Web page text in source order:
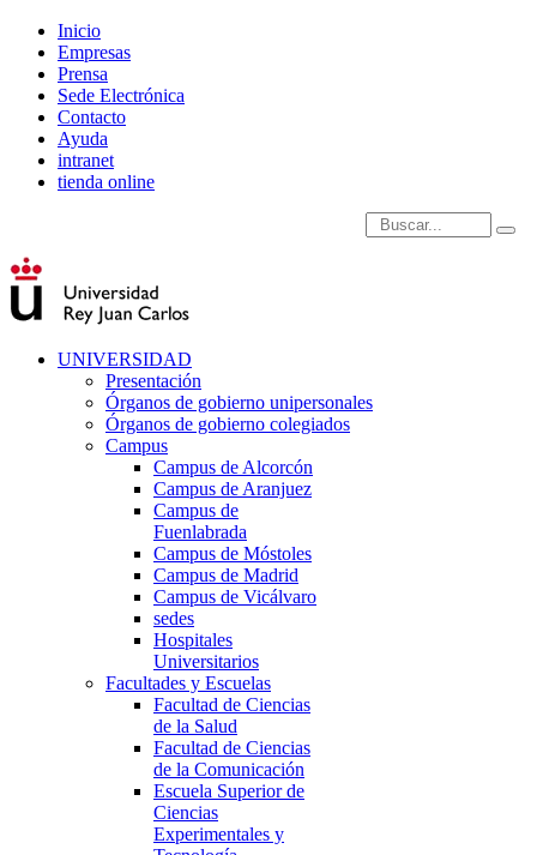
Inicio
Empresas
Prensa
Sede Electrónica
Contacto
Ayuda
intranet
tienda online
Introduce términos de
UNIVERSIDAD
Presentación
Órganos de gobierno unipersonales
Órganos de gobierno colegiados
Campus
Campus de Alcorcón
Campus de Aranjuez
Campus de
Fuenlabrada
Campus de Móstoles
Campus de Madrid
Campus de Vicálvaro
sedes
Hospitales
Universitarios
Facultades y Escuelas
Facultad de Ciencias
de la Salud
Facultad de Ciencias
de la Comunicación
Escuela Superior de
Ciencias
Experimentales y